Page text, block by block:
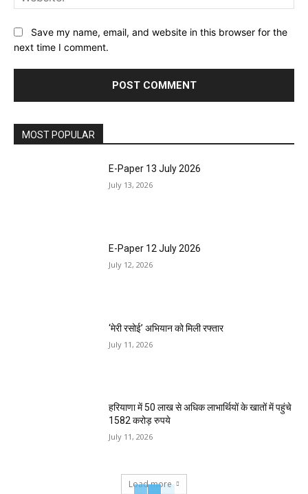
Save my name, email, and website in this browser for the
next time I comment.
MOST POPULAR
E-Paper 13 July 2026
July 13, 2026
E-Paper 12 July 2026
July 12, 2026
‘मेरी रसोई’ अभियान को मिली रफ्तार
July 11, 2026
हरियाणा में 50 लाख से अधिक लाभार्थियों के खातों में पहुंचे
1582 करोड़ रुपये
July 11, 2026
Load more